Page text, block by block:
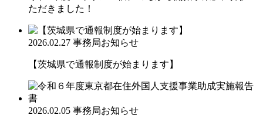
ただきました！
2026.02.27 事務局お知らせ
【茨城県で通報制度が始まります】
2026.02.05 事務局お知らせ